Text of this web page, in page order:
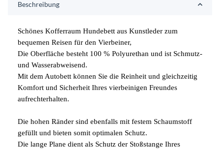
Beschreibung
Schönes Kofferraum Hundebett aus Kunstleder zum
bequemen Reisen für den Vierbeiner,
Die Oberfläche besteht 100 % Polyurethan und ist Schmutz-
und Wasserabweisend.
Mit dem Autobett können Sie die Reinheit und gleichzeitig
Komfort und Sicherheit Ihres vierbeinigen Freundes
aufrechterhalten.
Die hohen Ränder sind ebenfalls mit festem Schaumstoff
gefüllt und bieten somit optimalen Schutz.
Die lange Plane dient als Schutz der Stoßstange Ihres